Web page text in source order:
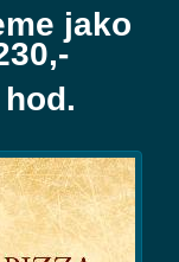
jako
hod.